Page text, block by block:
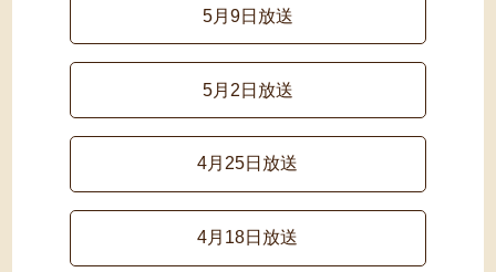
5月9日放送
5月2日放送
4月25日放送
4月18日放送